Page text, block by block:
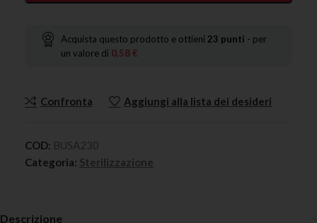
Acquista questo prodotto e ottieni 23 punti - per
un valore di 0,58 €
Confronta Aggiungi alla lista dei desideri
COD: BUSA230
Categoria: Sterilizzazione
Descrizione